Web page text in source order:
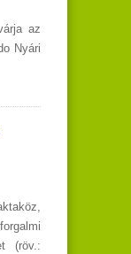
az
Nyári
(röv.: